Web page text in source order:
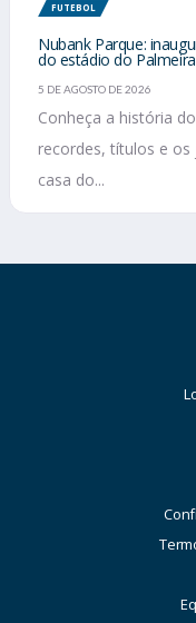
FUTEBOL
Nubank Parque:
do estádio do
5 DE AGOSTO DE 2026
Conheça a história
recordes, títulos e
casa do...